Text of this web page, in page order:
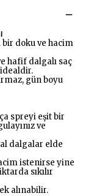
doku ve hacim
hafif dalgalı saç
gün boyu
spreyi eşit bir
ve
dalgalar elde
istenirse yine
sıkılır
alınabilir.